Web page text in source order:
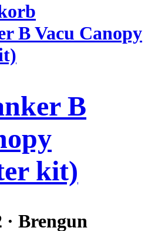
B
kit)
Brengun